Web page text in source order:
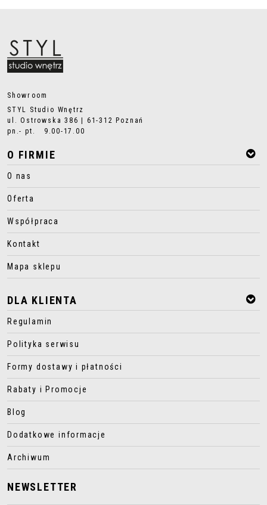
Showroom
STYL Studio Wnętrz
ul. Ostrowska 386 | 61-312 Poznań
pn.- pt. 9.00-17.00
O FIRMIE
O nas
Oferta
Współpraca
Kontakt
Mapa sklepu
DLA KLIENTA
Regulamin
Polityka serwisu
Formy dostawy i płatności
Rabaty i Promocje
Blog
Dodatkowe informacje
Archiwum
NEWSLETTER